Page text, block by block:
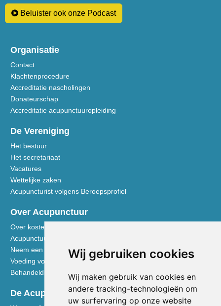
Wij gebruiken cookies
Wij maken gebruik van cookies en
andere tracking-technologieën om
uw surfervaring op onze website
Beluister ook onze Podcast
Organisatie
Contact
Klachtenprocedure
Accreditatie nascholingen
Donateurschap
Accreditatie acupunctuuropleiding
De Vereniging
Het bestuur
Het secretariaat
Vacatures
Wettelijke zaken
Acupuncturist volgens Beroepsprofiel
Over Acupunctuur
Over kosten en vergoedingen
Acupunctuur toegelicht
Neem een kijkje in de praktijk
Voeding volgens de Vijf Elementen
Behandeldisciplines - TCG
De Acupuncturist